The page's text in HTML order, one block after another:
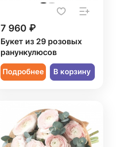
7 960 ₽
Букет из 29 розовых
ранункулюсов
Подробнее В корзину